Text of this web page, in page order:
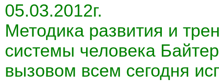
05.03.2012г.
Методика развития и
системы человека
вызовом всем сегодня